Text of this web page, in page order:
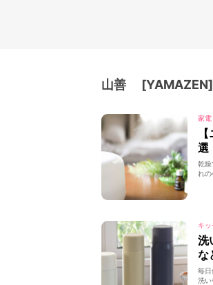
山善 [YAMAZEN]
家電
選
乾燥
れの
キ
洗
な
毎日
洗い